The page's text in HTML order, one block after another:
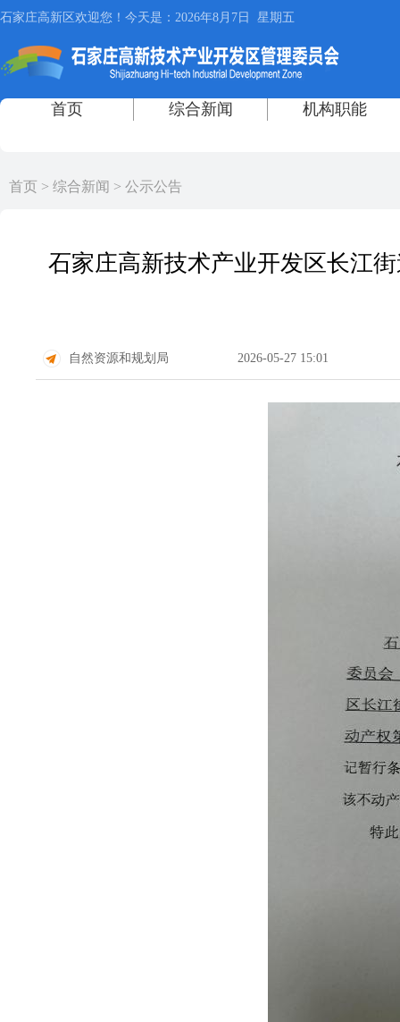
首页 > 综合新闻 > 公示公告
石家庄高新技术产业开发区长江
自然资源和规划局 2026-05-27 15:01